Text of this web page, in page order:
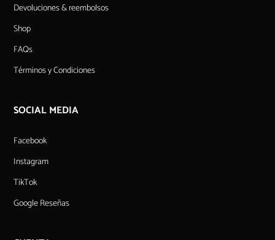
Devoluciones & reembolsos
Shop
FAQs
Términos y Condiciones
SOCIAL MEDIA
Facebook
Instagram
TikTok
Google Reseñas